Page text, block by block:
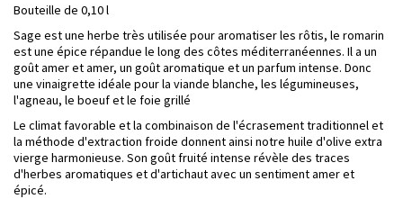
Bouteille de 0,10 l
Sage est une herbe très utilisée pour aromatiser les rôtis, le romarin
est une épice répandue le long des côtes méditerranéennes. Il a un
goût amer et amer, un goût aromatique et un parfum intense. Donc
une vinaigrette idéale pour la viande blanche, les légumineuses,
l'agneau, le boeuf et le foie grillé
Le climat favorable et la combinaison de l'écrasement traditionnel et
la méthode d'extraction froide donnent ainsi notre huile d'olive extra
vierge harmonieuse. Son goût fruité intense révèle des traces
d'herbes aromatiques et d'artichaut avec un sentiment amer et
épicé.